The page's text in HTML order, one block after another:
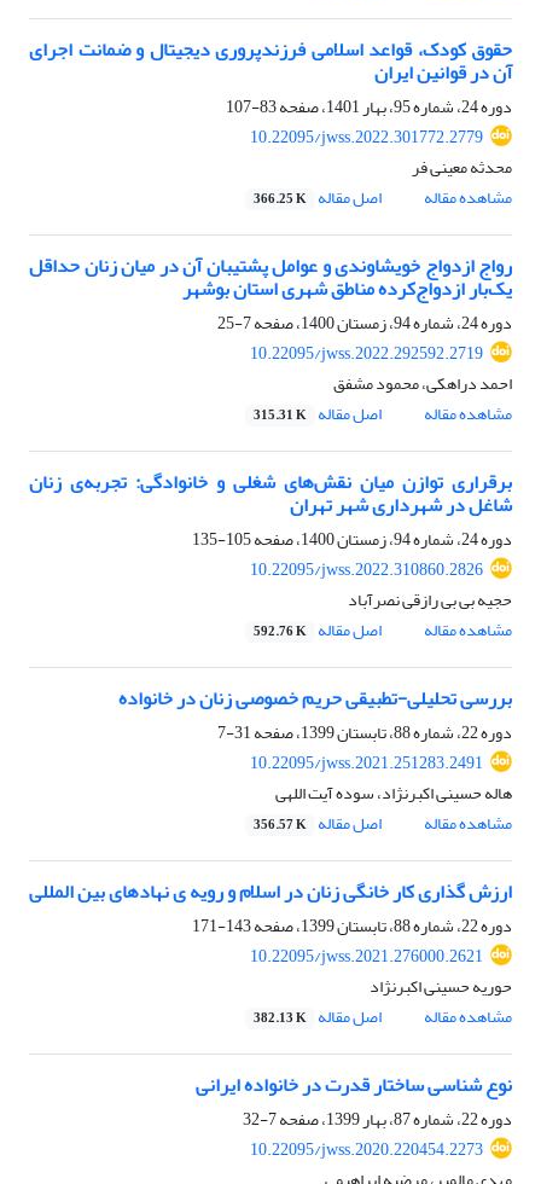
حقوق کودک، قواعد اسلامی فرزندپروری دیجیتال و ضمانت اجرای
آن در قوانین ایران
دوره 24، شماره 95، بهار 1401، صفحه
83-107
10.22095/jwss.2022.301772.2779
محدثه معینی فر
مشاهده مقاله
اصل مقاله 366.25 K
رواج ازدواج خویشاوندی و عوامل پشتیبان آن در میان زنان حداقل
یک‌بار ازدواج‌کرده مناطق شهری استان بوشهر
دوره 24، شماره 94، زمستان 1400، صفحه
7-25
10.22095/jwss.2022.292592.2719
احمد دراهکی، محمود مشفق
مشاهده مقاله
اصل مقاله 315.31 K
برقراری توازن میان نقش‌های شغلی و خانوادگی: تجربه‌ی زنان
شاغل در شهرداری شهر تهران
دوره 24، شماره 94، زمستان 1400، صفحه
105-135
10.22095/jwss.2022.310860.2826
حجیه بی بی رازقی نصرآباد
مشاهده مقاله
اصل مقاله 592.76 K
بررسی تحلیلی-تطبیقی حریم خصوصی زنان در خانواده
دوره 22، شماره 88، تابستان 1399، صفحه
31-7
10.22095/jwss.2021.251283.2491
هاله حسینی اکبرنژاد، سوده آیت اللهی
مشاهده مقاله
اصل مقاله 356.57 K
ارزش گذاری کار خانگی زنان در اسلام و رویه ی نهادهای بین المللی
دوره 22، شماره 88، تابستان 1399، صفحه
143-171
10.22095/jwss.2021.276000.2621
حوریه حسینی اکبرنژاد
مشاهده مقاله
اصل مقاله 382.13 K
نوع شناسی ساختار قدرت در خانواده ایرانی
دوره 22، شماره 87، بهار 1399، صفحه
7-32
10.22095/jwss.2020.220454.2273